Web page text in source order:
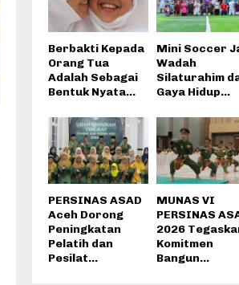
Berbakti Kepada
Orang Tua
Adalah Sebagai
Bentuk Nyata...
Mini Soccer
Wadah
Silaturahim
Gaya Hidup...
PERSINAS ASAD
Aceh Dorong
Peningkatan
Pelatih dan
Pesilat...
MUNAS VI
PERSINAS
2026
Komitmen
Bangun...